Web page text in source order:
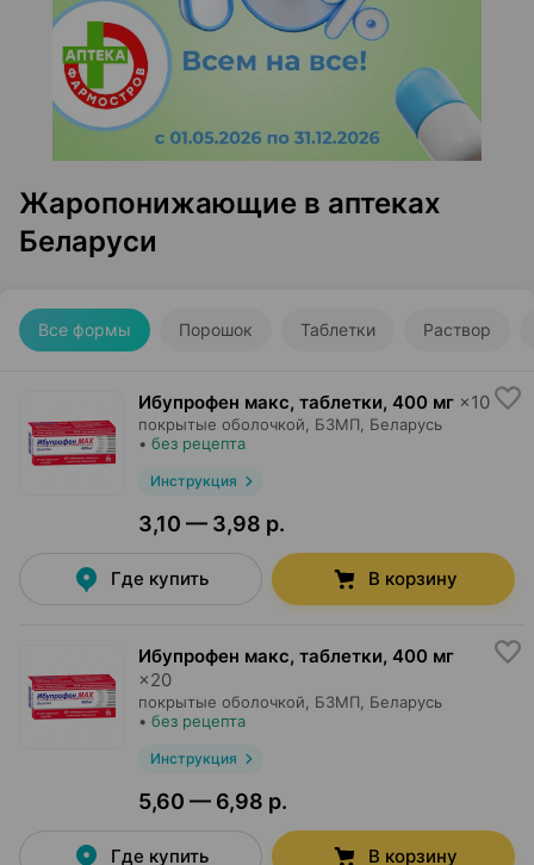
Жаропонижающие в аптеках
Беларуси
Все формы Порошок Таблетки Раствор
Ибупрофен макс, таблетки, 400 мг ×10
покрытые оболочкой, БЗМП , Беларусь
• без рецепта
Инструкция
3,10 — 3,98 р.
Где купить В корзину
Ибупрофен макс, таблетки, 400 мг
×20
покрытые оболочкой, БЗМП , Беларусь
• без рецепта
Инструкция
5,60 — 6,98 р.
Где купить В корзину